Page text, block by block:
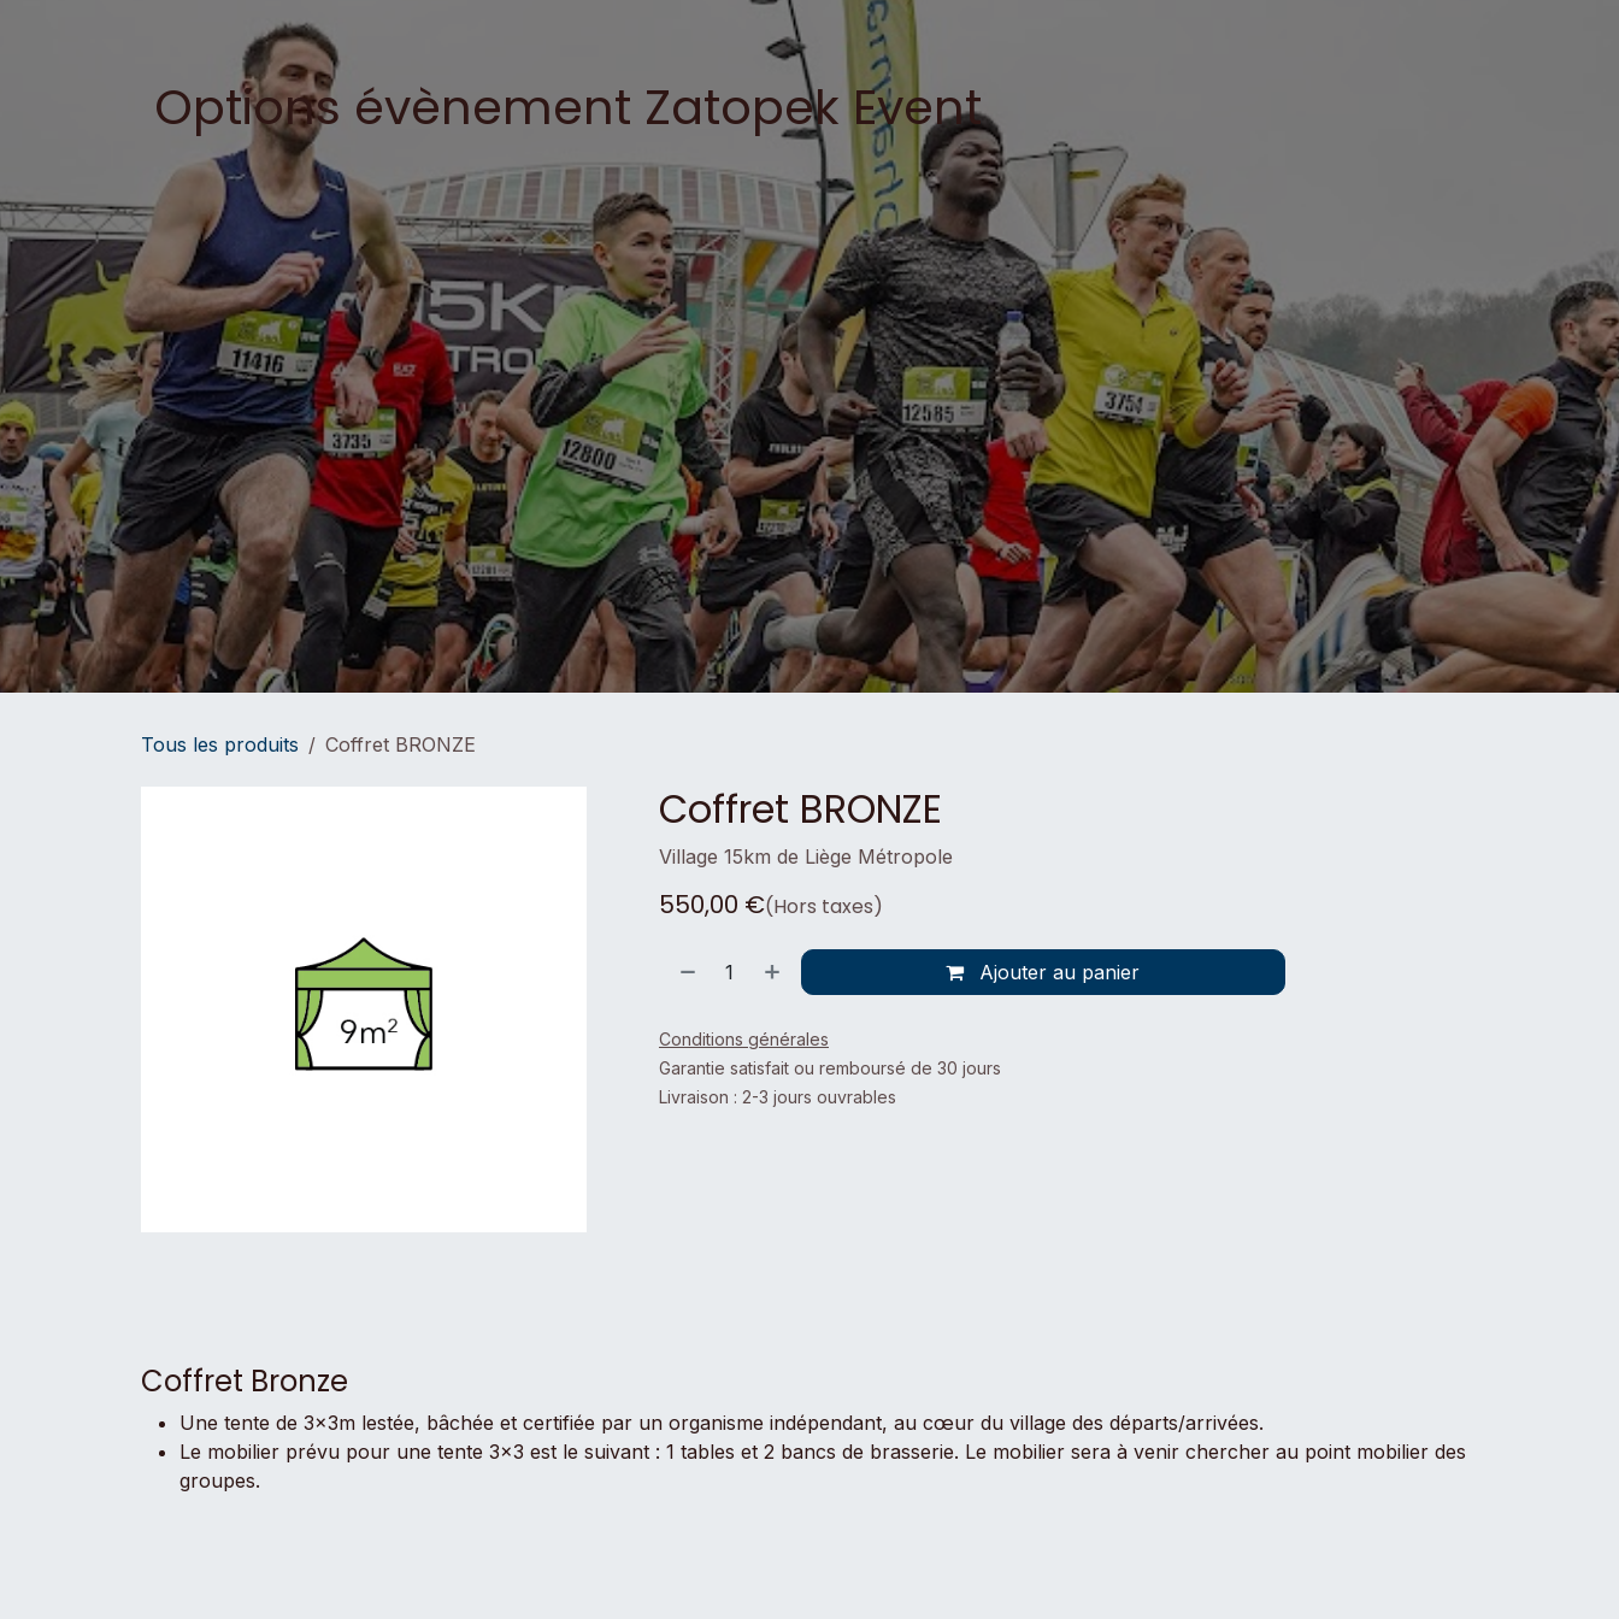
Options évènement Zatopek Event
Tous les produits Coffret BRONZE
Coffret BRONZE
Village 15km de Liège Métropole
550,00 €(Hors taxes)
Ajouter au panier
Conditions générales
Garantie satisfait ou remboursé de 30 jours
Livraison : 2-3 jours ouvrables
Coffret Bronze
Une tente de 3x3m lestée, bâchée et certifiée par un organisme indépendant, au cœur du village des départs/arrivées.
Le mobilier prévu pour une tente 3x3 est le suivant : 1 tables et 2 bancs de brasserie. Le mobilier sera à venir chercher au point mobilier des
groupes.